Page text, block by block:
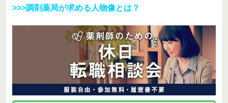
>>>調剤薬局が求める人物像とは？